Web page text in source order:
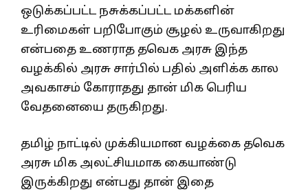
ஒடுக்கப்பட்ட நசுக்கப்பட்ட மக்களின்
உரிமைகள் பறிபோகும் சூழல் உருவாகிறது
என்பதை உணராத தவெக அரசு இந்த
வழக்கில் அரசு சார்பில் பதில் அளிக்க கால
அவகாசம் கோராதது தான் மிக பெரிய
வேதனையை தருகிறது.
தமிழ் நாட்டில் முக்கியமான வழக்கை தவெக
அரசு மிக அலட்சியமாக கையாண்டு
இருக்கிறது என்பது தான் இதை